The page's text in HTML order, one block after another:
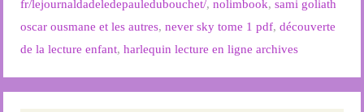
fr/lejournaldadeledepauledubouchet/,nolimbook,sami goliath
oscar ousmane et les autres,never sky tome 1 pdf,découverte
de la lecture enfant,harlequin lecture en ligne archives